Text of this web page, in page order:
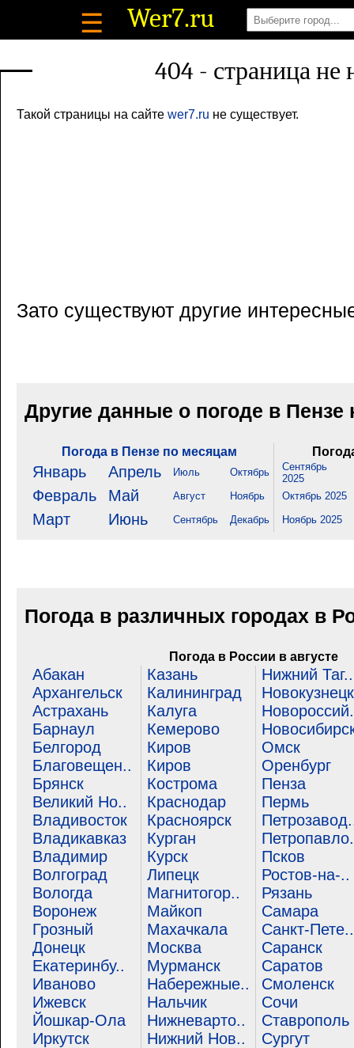
☰ Wer7.ru
404 - страница не
Такой страницы на сайте wer7.ru не существует.
Зато существуют другие
Другие данные о погоде в Пензе
Погода в Пензе по месяцам
Январь Апрель Июль Октябрь
Сентябрь
2025
Февраль Май Август Ноябрь Октябрь 2025
Март Июнь Сентябрь Декабрь Ноябрь 2025
Погода в различных городах в
Погода в России в августе
Абакан
Архангельск
Астрахань
Барнаул
Белгород
Благовещен..
Брянск
Великий Но..
Владивосток
Владикавказ
Владимир
Волгоград
Вологда
Воронеж
Грозный
Донецк
Екатеринбу..
Иваново
Ижевск
Йошкар-Ола
Иркутск
Казань
Калининград
Калуга
Кемерово
Киров
Киров
Кострома
Краснодар
Красноярск
Курган
Курск
Липецк
Магнитогор..
Майкоп
Махачкала
Москва
Мурманск
Набережные..
Нальчик
Нижневарто..
Нижний Нов..
Нижний Таг..
Новокузнецк
Омск
Оренбург
Пенза
Пермь
Псков
Ростов-на-..
Рязань
Самара
Санкт-Пете..
Саранск
Саратов
Смоленск
Сочи
Ставрополь
Сургут